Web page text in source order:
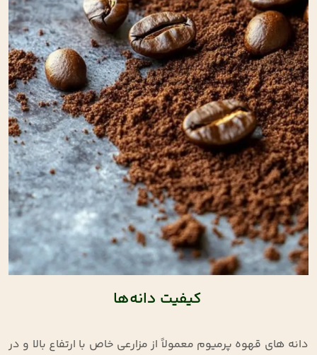
کیفیت دانه‌ها
دانه‌ های قهوه پرمیوم معمولاً از مزارعی خاص با ارتفاع بالا و در